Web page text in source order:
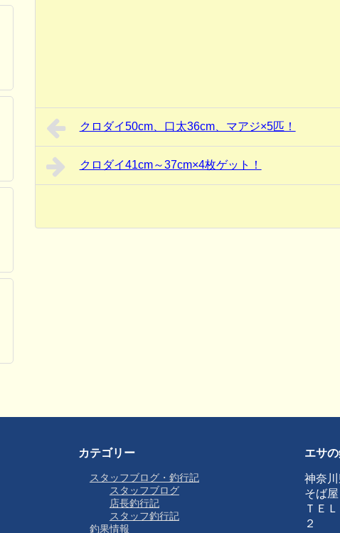
クロダイ50cm、口太36cm、マアジ×5匹！
クロダイ41cm～37cm×4枚ゲット！
カテゴリー
スタッフブログ・釣行記
スタッフブログ
店長釣行記
スタッフ釣行記
釣果情報
エサ
神奈
そば
ＴＥ
２